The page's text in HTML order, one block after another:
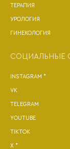
ТЕРАПИЯ
УРОЛОГИЯ
ГИНЕКОЛОГИЯ
СОЦИАЛЬНЫЕ
INSTAGRAM *
VK
TELEGRAM
YOUTUBE
TIKTOK
X *